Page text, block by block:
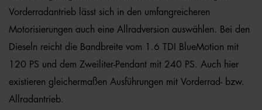
Vorderradantrieb lässt sich in den umfangreicheren
Motorisierungen auch eine Allradversion auswählen. Bei den
Dieseln reicht die Bandbreite vom 1.6 TDI BlueMotion mit
120 PS und dem Zweiliter-Pendant mit 240 PS. Auch hier
existieren gleichermaßen Ausführungen mit Vorderrad- bzw.
Allradantrieb.